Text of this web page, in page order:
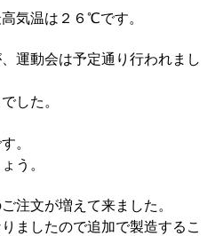
気温は２６℃です。
運動会は予定通り行われまし
した。
。
う。
注文が増えて来ました。
ましたので追加で製造するこ